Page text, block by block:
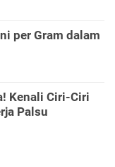
per Gram dalam
Kenali Ciri-Ciri
Palsu